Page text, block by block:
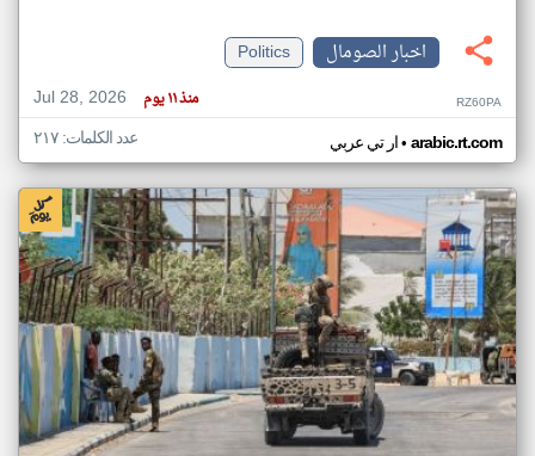
اخبار الصومال
Politics
Jul 28, 2026
منذ ١١ يوم RZ60PA
ار تي عربي• arabic.rt.com عدد الكلمات: ٢١٧